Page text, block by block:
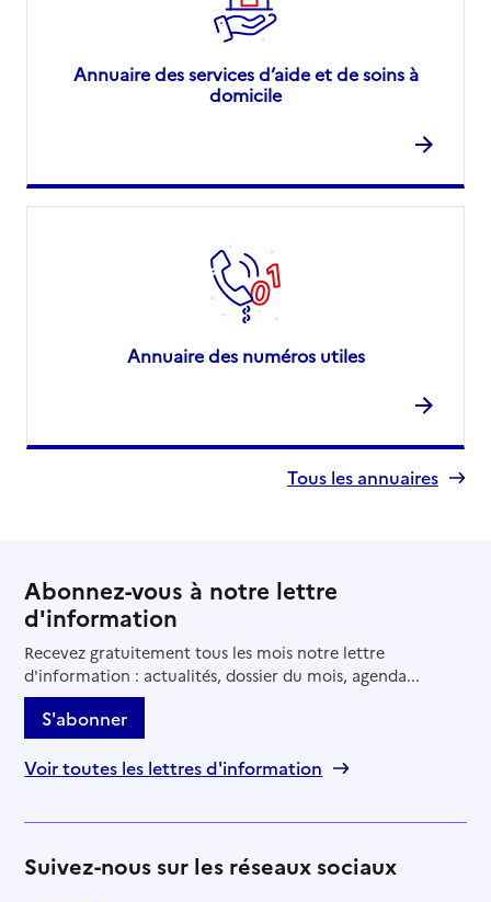
Annuaire des services d’aide et de soins à
domicile
Annuaire des numéros utiles
Tous les annuaires
Abonnez-vous à notre lettre
d'information
Recevez gratuitement tous les mois notre lettre
d'information : actualités, dossier du mois, agenda...
S'abonner
Voir toutes les lettres d'information
Suivez-nous sur les réseaux sociaux